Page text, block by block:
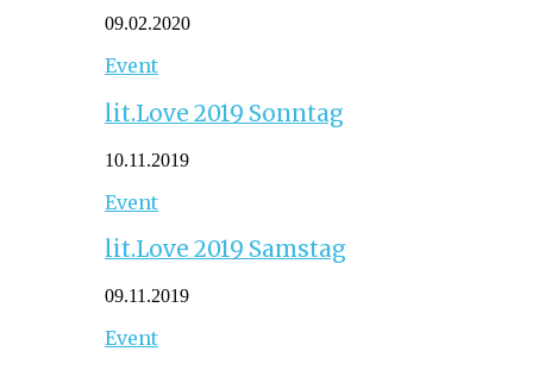
09.02.2020
Event
lit.Love 2019 Sonntag
10.11.2019
Event
lit.Love 2019 Samstag
09.11.2019
Event